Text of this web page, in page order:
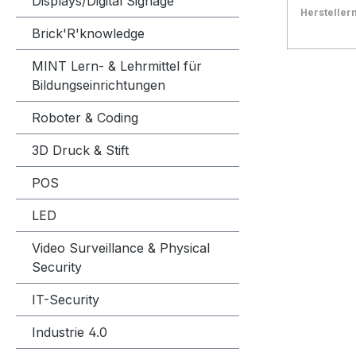
Brick'R'knowledge
MINT Lern- & Lehrmittel für
Bildungseinrichtungen
Roboter & Coding
3D Druck & Stift
POS
LED
Video Surveillance & Physical
Security
IT-Security
Industrie 4.0
24x
In den